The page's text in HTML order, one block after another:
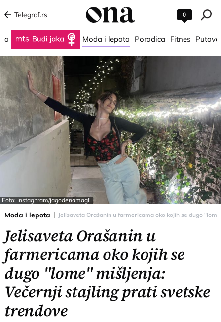
Telegraf.rs 0
Budi jaka Moda i lepota Porodica Fitnes
Foto: Instaghram/jagodenamagli
Moda i lepota Jelisaveta Orašanin u farmericama oko kojih se dugo
Jelisaveta Orašanin u
farmericama oko kojih se
dugo "lome" mišljenja:
Večernji stajling prati svetske
trendove